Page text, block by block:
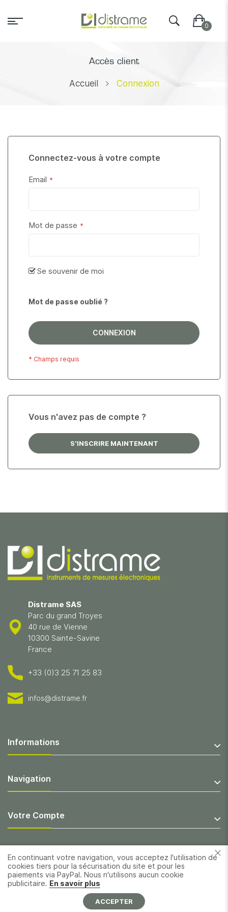
En continuant votre navigation, vous acceptez l'utilisation de
cookies tiers pour la sécurisation du site et pour les
paiements via PayPal. Nous n'utilisons aucun cookie
publicitaire. En savoir plus
ACCEPTER
Accès client
Accueil Connexion
Connectez-vous à votre compte
Email
Mot de passe
Se souvenir de moi
Mot de passe oublié ?
CONNEXION
Vous n'avez pas de compte ?
S'INSCRIRE MAINTENANT
Distrame SAS
Parc du grand Troyes
40 rue de Vienne
10300 Sainte-Savine
France
+33 (0)3 25 71 25 83
infos@distrame.fr
Informations
Navigation
Votre Compte